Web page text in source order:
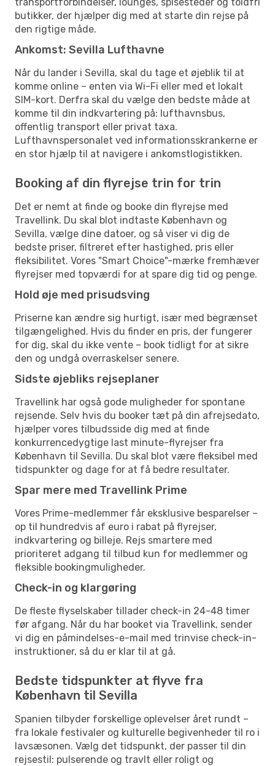
butikker, der hjælper dig med at starte din rejse på
den rigtige måde.
Ankomst: Sevilla Lufthavne
Når du lander i Sevilla, skal du tage et øjeblik til at
komme online – enten via Wi-Fi eller med et lokalt
SIM-kort. Derfra skal du vælge den bedste måde at
komme til din indkvartering på: lufthavnsbus,
offentlig transport eller privat taxa.
Lufthavnspersonalet ved informationsskrankerne er
en stor hjælp til at navigere i ankomstlogistikken.
Booking af din flyrejse trin for trin
Det er nemt at finde og booke din flyrejse med
Travellink. Du skal blot indtaste København og
Sevilla, vælge dine datoer, og så viser vi dig de
bedste priser, filtreret efter hastighed, pris eller
fleksibilitet. Vores "Smart Choice"-mærke fremhæver
flyrejser med topværdi for at spare dig tid og penge.
Hold øje med prisudsving
Priserne kan ændre sig hurtigt, især med begrænset
tilgængelighed. Hvis du finder en pris, der fungerer
for dig, skal du ikke vente – book tidligt for at sikre
den og undgå overraskelser senere.
Sidste øjebliks rejseplaner
Travellink har også gode muligheder for spontane
rejsende. Selv hvis du booker tæt på din afrejsedato,
hjælper vores tilbudsside dig med at finde
konkurrencedygtige last minute-flyrejser fra
København til Sevilla. Du skal blot være fleksibel med
tidspunkter og dage for at få bedre resultater.
Spar mere med Travellink Prime
Vores Prime-medlemmer får eksklusive besparelser –
op til hundredvis af euro i rabat på flyrejser,
indkvartering og billeje. Rejs smartere med
prioriteret adgang til tilbud kun for medlemmer og
fleksible bookingmuligheder.
Check-in og klargøring
De fleste flyselskaber tillader check-in 24-48 timer
før afgang. Når du har booket via Travellink, sender
vi dig en påmindelses-e-mail med trinvise check-in-
instruktioner, så du er klar til at gå.
Bedste tidspunkter at flyve fra
København til Sevilla
Spanien tilbyder forskellige oplevelser året rundt –
fra lokale festivaler og kulturelle begivenheder til ro i
lavsæsonen. Vælg det tidspunkt, der passer til din
rejsestil: pulserende og travlt eller roligt og